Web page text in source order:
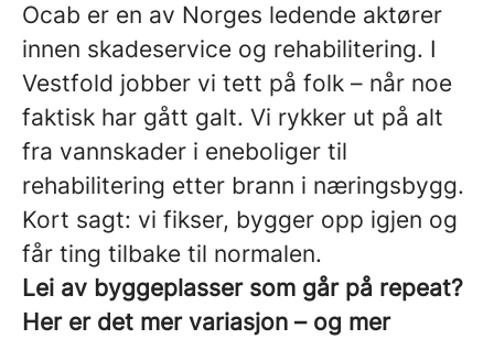
Ocab er en av Norges ledende aktører
innen skadeservice og rehabilitering. I
Vestfold jobber vi tett på folk – når noe
faktisk har gått galt. Vi rykker ut på alt
fra vannskader i eneboliger til
rehabilitering etter brann i næringsbygg.
Kort sagt: vi fikser, bygger opp igjen og
får ting tilbake til normalen.
Lei av byggeplasser som går på repeat?
Her er det mer variasjon – og mer